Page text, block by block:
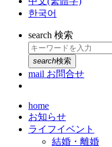
한국어
search 検索
search検索
mail お問合せ
home
お知らせ
ライフイベント
結婚・離婚